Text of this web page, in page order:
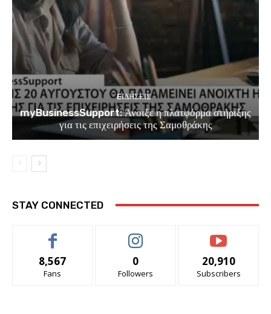
EΙΔΗΣΕΙΣ
myBusinessSupport: Άνοιξε η πλατφόρμα στήριξης
για τις επιχειρήσεις της Σαμοθράκης
STAY CONNECTED
8,567
Fans
0
Followers
20,910
Subscribers